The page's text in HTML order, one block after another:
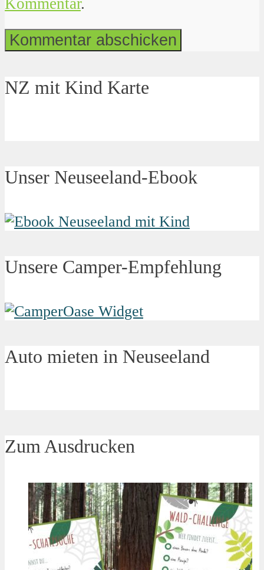
NZ mit Kind Karte
Unser Neuseeland-Ebook
Unsere Camper-Empfehlung
Auto mieten in Neuseeland
Zum Ausdrucken